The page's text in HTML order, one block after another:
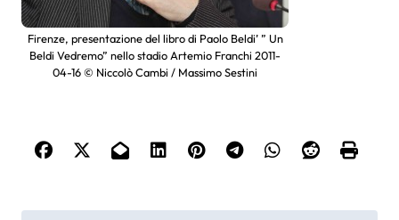
Firenze, presentazione del libro di Paolo Beldi’ ” Un
Beldi Vedremo” nello stadio Artemio Franchi 2011-
04-16 © Niccolò Cambi / Massimo Sestini